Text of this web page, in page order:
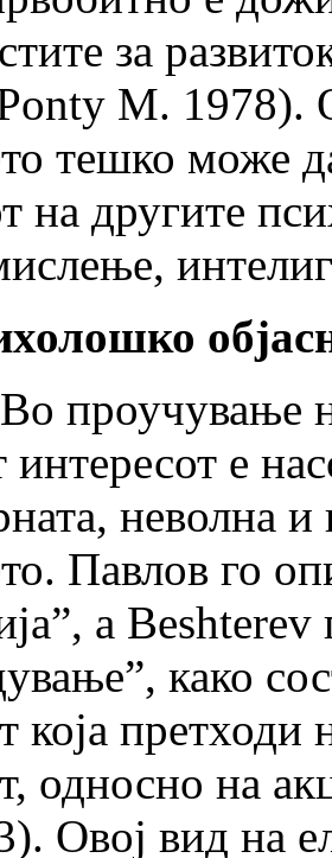
за
M. 1978).
тешко може
на другите
на
интересот е
неволна
Павлов го
а
како
која претходи
односно на
Овој вид на